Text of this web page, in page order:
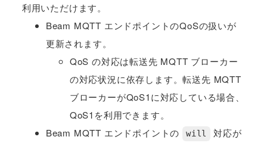
利用いただけます。
Beam MQTT エンドポイントのQoSの扱いが
更新されます。
QoS の対応は転送先 MQTT ブローカー
の対応状況に依存します。転送先 MQTT
ブローカーがQoS1に対応している場合、
QoS1を利用できます。
Beam MQTT エンドポイントの
will
対応が